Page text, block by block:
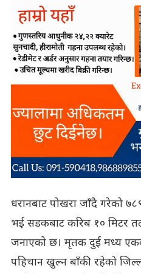
धरानबाट पोखरा जाँदै गरेको
भई सडकबाट करिब १० मिटर
जनाएको छ। मृतक दुई मध्य
पहिचान खुल्न बाँकी रहेको